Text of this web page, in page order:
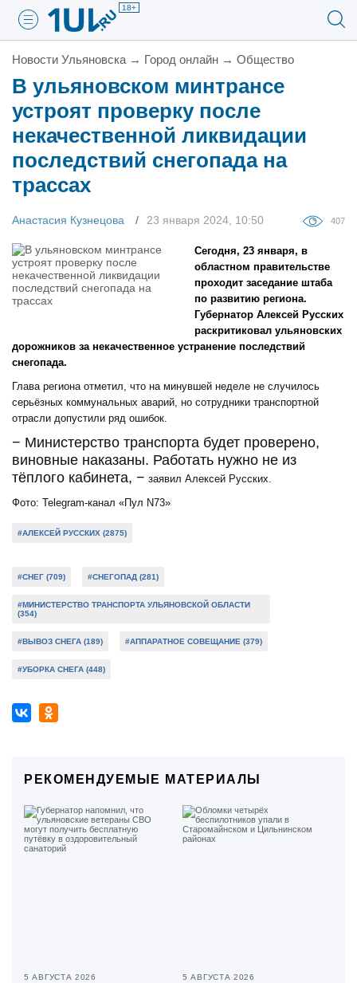
18+
Новости Ульяновска → Город онлайн → Общество
В ульяновском минтрансе
устроят проверку после
некачественной ликвидации
последствий снегопада на
трассах
Анастасия Кузнецова 23 января 2024, 10:50 407
Сегодня, 23 января, в
областном правительстве
проходит заседание штаба
по развитию региона.
Губернатор Алексей Русских
раскритиковал ульяновских
дорожников за некачественное устранение последствий
снегопада.
Глава региона отметил, что на минувшей неделе не случилось
серьёзных коммунальных аварий, но сотрудники транспортной
отрасли допустили ряд ошибок.
− Министерство транспорта будет проверено,
виновные наказаны. Работать нужно не из
тёплого кабинета, − заявил Алексей Русских.
Фото: Telegram-канал «Пул N73»
#АЛЕКСЕЙ РУССКИХ (2875)
#СНЕГ (709) #СНЕГОПАД (281)
#МИНИСТЕРСТВО ТРАНСПОРТА УЛЬЯНОВСКОЙ ОБЛАСТИ
(354)
#ВЫВОЗ СНЕГА (189) #АППАРАТНОЕ СОВЕЩАНИЕ (379)
#УБОРКА СНЕГА (448)
РЕКОМЕНДУЕМЫЕ МАТЕРИАЛЫ
5 АВГУСТА 2026 5 АВГУСТА 2026